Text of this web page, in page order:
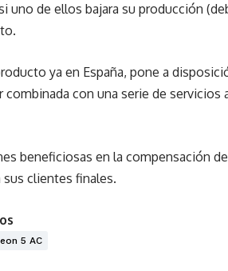
uno de ellos bajara su producción
ya en España, pone a
con una serie de
beneficiosas en la compensación
clientes finales.
5 AC